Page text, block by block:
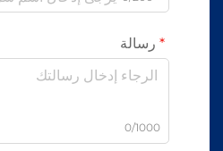
رسالة
0/1000